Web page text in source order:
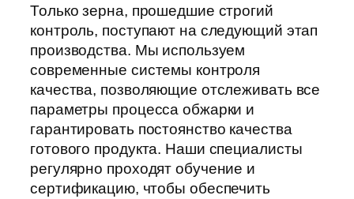
Только зерна, прошедшие строгий
контроль, поступают на следующий этап
производства. Мы используем
современные системы контроля
качества, позволяющие отслеживать все
параметры процесса обжарки и
гарантировать постоянство качества
готового продукта. Наши специалисты
регулярно проходят обучение и
сертификацию, чтобы обеспечить